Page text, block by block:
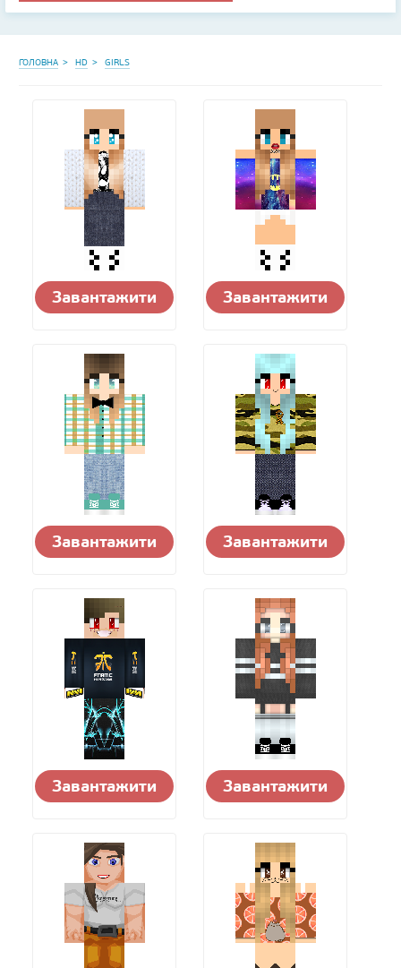
ГОЛОВНА HD GIRLS
Завантажити Завантажити
Завантажити Завантажити
Завантажити Завантажити